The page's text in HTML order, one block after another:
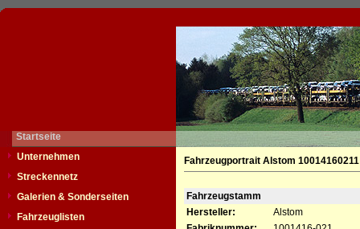
Startseite
Unternehmen
Streckennetz
Galerien & Sonderseiten
Fahrzeuglisten
Fahrzeugportrait Alstom 10014160211
Fahrzeugstamm
Hersteller:
Alstom